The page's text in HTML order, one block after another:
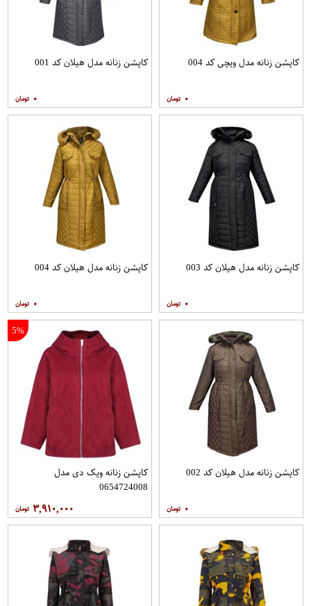
کاپشن زنانه مدل ویچی کد 004
۰
کاپشن زنانه مدل هیلان کد 001
۰
کاپشن زنانه مدل هیلان کد 003
۰
کاپشن زنانه مدل هیلان کد 004
۰
کاپشن زنانه مدل هیلان کد 002
۰
5%
کاپشن زنانه ویک دی مدل
0654724008
۳,۹۱۰,۰۰۰